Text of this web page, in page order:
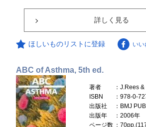
詳しく見る
ほしいものリストに登録 いい
ABC of Asthma, 5th ed.
著者
：J.Rees
ISBN
：978-0-
出版社
：BMJ
出版年
：2006年
ページ数 ：